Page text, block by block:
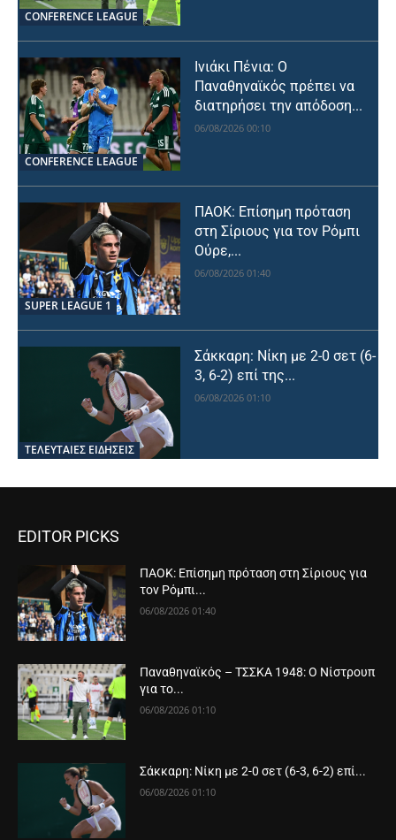
CONFERENCE LEAGUE
CONFERENCE LEAGUE
Ινιάκι Πένια: Ο
Παναθηναϊκός πρέπει να
διατηρήσει την απόδοση...
06/08/2026 00:10
SUPER LEAGUE 1
ΠΑΟΚ: Επίσημη πρόταση
στη Σίριους για τον Ρόμπι
Ούρε,...
06/08/2026 01:40
ΤΕΛΕΥΤΑΙΕΣ ΕΙΔΗΣΕΙΣ
Σάκκαρη: Νίκη με 2-0 σετ (6-
3, 6-2) επί της...
06/08/2026 01:10
EDITOR PICKS
ΠΑΟΚ: Επίσημη πρόταση στη Σίριους για
τον Ρόμπι...
06/08/2026 01:40
Παναθηναϊκός – ΤΣΣΚΑ 1948: Ο Νίστρουπ
για το...
06/08/2026 01:10
Σάκκαρη: Νίκη με 2-0 σετ (6-3, 6-2) επί...
06/08/2026 01:10